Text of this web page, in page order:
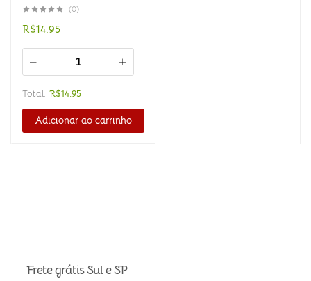
(0)
R$14.95
Total: R$14.95
Adicionar ao carrinho
Frete grátis Sul e SP